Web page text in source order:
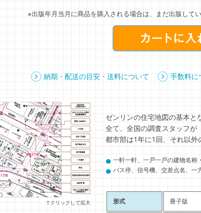
※出版年月当月に商品を購入される場合は、まだ出版して
納期・配送の目安・送料について 手数料に
↑クリックして拡大
ゼンリンの住宅地図の基本と
全て、全国の調査スタッフが
都市部は1年に1回、それ以外
● 一軒一軒、一戸一戸の建物名称
● バス停、信号機、交差点名、一
形式 冊子版